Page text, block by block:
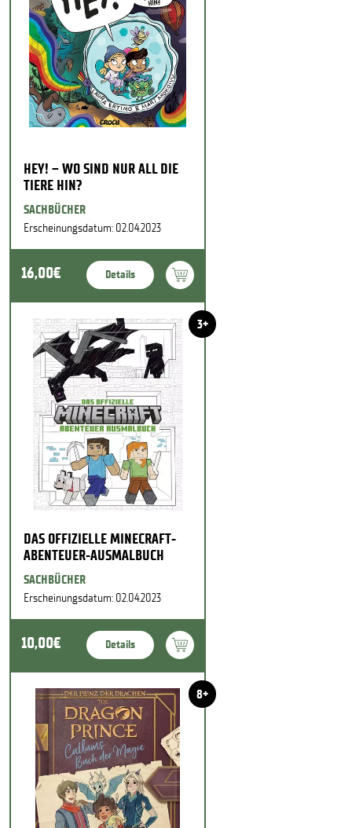
HEY! – WO SIND NUR ALL DIE
TIERE HIN?
SACHBÜCHER
Erscheinungsdatum: 02.04.2023
16,00€ Details
3+
DAS OFFIZIELLE MINECRAFT-
ABENTEUER-AUSMALBUCH
SACHBÜCHER
Erscheinungsdatum: 02.04.2023
10,00€ Details
8+